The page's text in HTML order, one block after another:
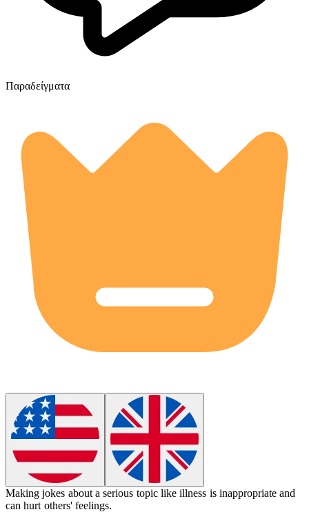
Παραδείγματα
Making jokes about a serious topic like illness is inappropriate and
can hurt others' feelings.